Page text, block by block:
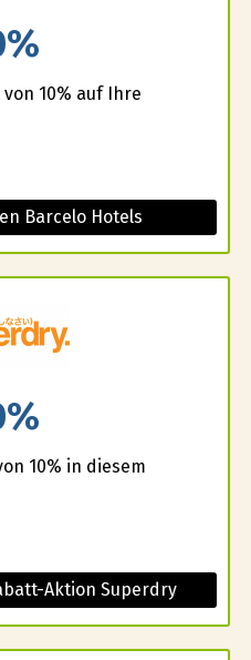
10% auf Ihre
Barcelo Hotels
10% in diesem
Aktion Superdry